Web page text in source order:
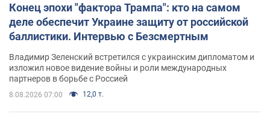
Конец эпохи "фактора Трампа": кто на самом
деле обеспечит Украине защиту от российской
баллистики. Интервью с Безсмертным
Владимир Зеленский встретился с украинским дипломатом и
изложил новое видение войны и роли международных
партнеров в борьбе с Россией
8.08.2026 07:00 12,0 т.